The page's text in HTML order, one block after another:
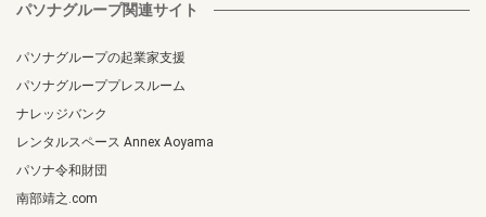
パソナグループ関連サイト
パソナグループの起業家支援
パソナグループプレスルーム
ナレッジバンク
レンタルスペース Annex Aoyama
パソナ令和財団
南部靖之.com